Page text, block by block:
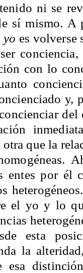
ni se
sí mismo. A
yo es volverse
con lo
y,
del
que la
entes por él
el yo y lo
esta
la
esa